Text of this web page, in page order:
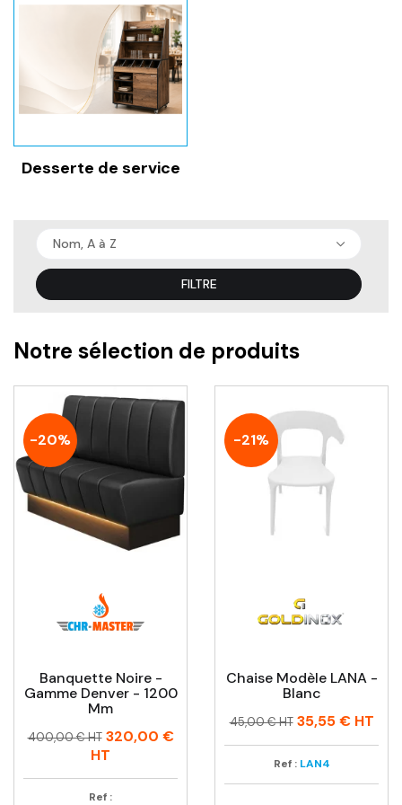
bureau ergonomique ou une terrasse accueillante.
Avec notre mobilier, donnez vie à vos idées.
Desserte de service
Nom, A à Z
FILTRE
Notre sélection de produits
-20%
Banquette Noire -
Gamme Denver - 1200
Mm
Prix
Prix
400,00 € HT 320,00 €
HT
Ref :
-21%
Chaise Modèle LANA -
Blanc
Prix
Prix
45,00 € HT 35,55 €HT
Ref : LAN4